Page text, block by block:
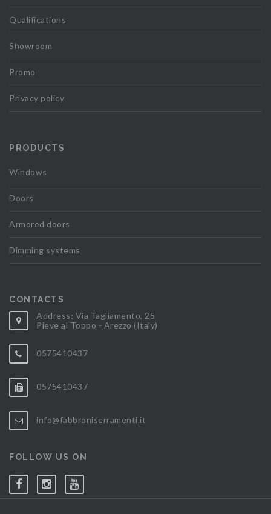
Qualifications
Showroom
Promo
Privacy policy
PRODUCTS
Windows
Doors
Armored doors
Dimming systems
CONTACTS
Address: Via Tagliamento, 25
Pieve al Toppo - Arezzo (Italy)
0575410437
0575410437
info@fabbroniserramenti.it
FOLLOW US ON